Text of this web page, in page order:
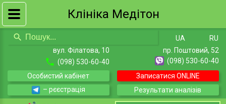
UA
RU
вул. Філатова, 10
(098) 530-60-40
пр. Поштовий, 52
(098) 530-60-40
Особистий кабінет
– рєєстрація
Записатися ONLINE
Результати аналізів
Клініка Медітон